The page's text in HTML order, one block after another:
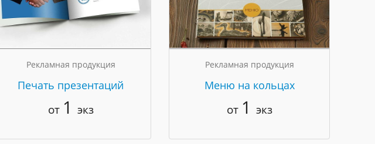
Рекламная продукция
Печать презентаций
от 1 экз
Рекламная продукция
Меню на кольцах
от 1 экз